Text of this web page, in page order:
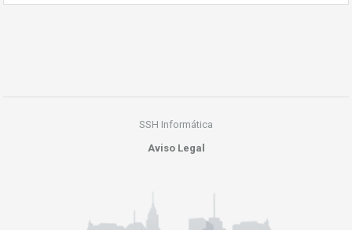
SSH Informática
Aviso Legal